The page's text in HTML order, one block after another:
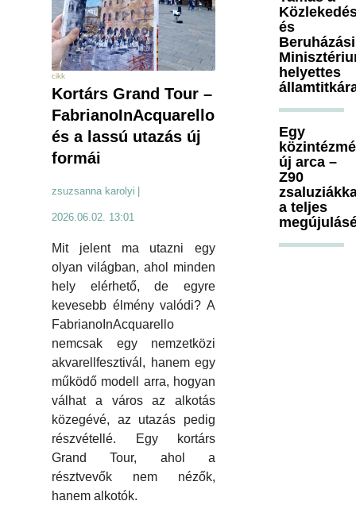
cikk
Kortárs Grand Tour –
FabrianoInAcquarello
és a lassú utazás új
formái
zsuzsanna karolyi
2026.06.02. 13:01
Mit jelent ma utazni egy
olyan világban, ahol minden
hely elérhető, de egyre
kevesebb élmény valódi? A
FabrianoInAcquarello
nemcsak egy nemzetközi
akvarellfesztivál, hanem egy
működő modell arra, hogyan
válhat a város az alkotás
közegévé, az utazás pedig
részvétellé. Egy kortárs
Grand Tour, ahol a
résztvevők nem nézők,
hanem alkotók.
és
Beruházási
helyettes
Egy
új arca –
Z90
a teljes